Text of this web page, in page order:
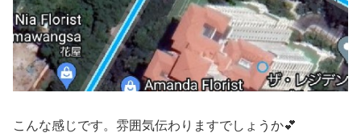
こんな感じです。雰囲気伝わりますでしょうか💕